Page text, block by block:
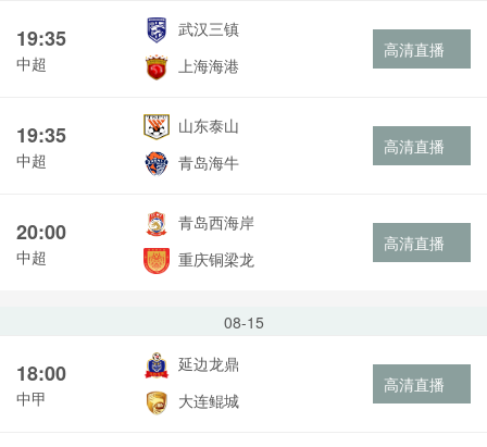
19:35
中超
武汉三镇
上海海港
高清直播
19:35
中超
山东泰山
青岛海牛
高清直播
20:00
中超
青岛西海岸
重庆铜梁龙
高清直播
08-15
18:00
中甲
延边龙鼎
大连鲲城
高清直播